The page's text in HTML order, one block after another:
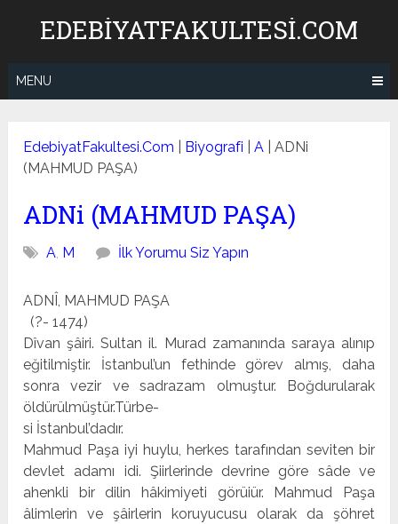
EDEBIYATFAKULTESI.COM
MENU
EdebiyatFakultesi.Com Biyografi |A |ADNi
(MAHMUD PAŞA)
ADNi (MAHMUD PAŞA)
A, M İlk Yorumu Siz Yapın
ADNÎ, MAHMUD PAŞA
(?- 1474)
Dîvan şâiri. Sultan il. Murad zamanında saraya alınıp
eği­tilmiştir. İstanbul’un fethinde görev almış, daha
sonra vezir ve sadrazam olmuştur. Boğdurularak
öldürülmüştür.Türbe-
si İstanbul’dadır.
Mahmud Paşa iyi huylu, herkes tarafından seviten bir
devlet adamı idi. Şiirlerinde devrine göre sâde ve
ahenkli bir dilin hâkimiyeti görüiür. Mahmud Paşa
âlimlerin ve şâirlerin koruyucusu olarak da şöhret